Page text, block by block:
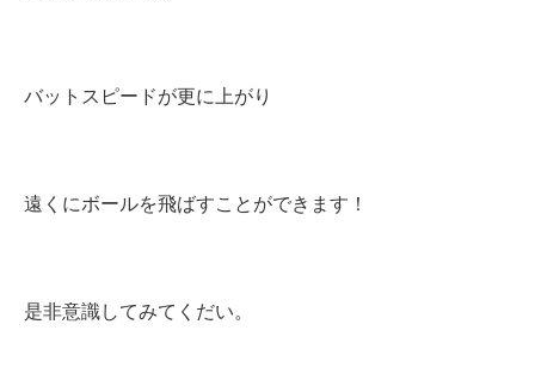
バットスピードが更に上がり
遠くにボールを飛ばすことができます！
是非意識してみてくだい。